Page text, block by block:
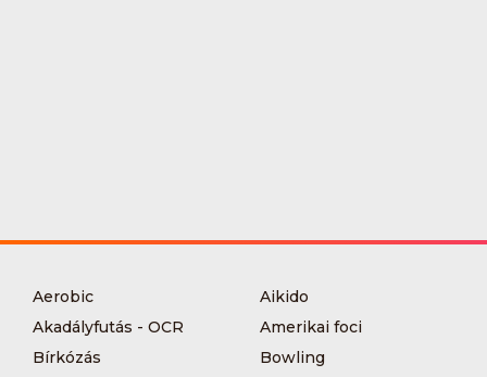
Aerobic
Aikido
Akadályfutás - OCR
Amerikai foci
Bírkózás
Bowling